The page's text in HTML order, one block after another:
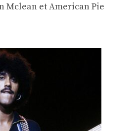
Mclean et American Pie